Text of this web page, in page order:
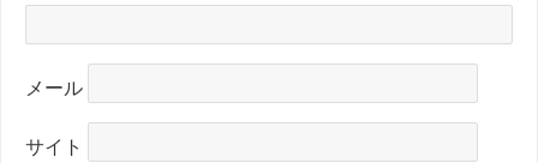
メール
サイト